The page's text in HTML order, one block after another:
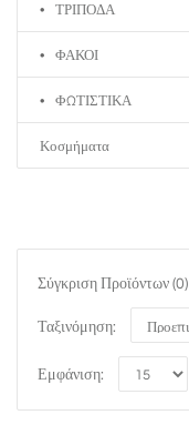
ΤΡΙΠΟΔΑ
ΦΑΚΟΙ
ΦΩΤΙΣΤΙΚΑ
Κοσμήματα
Σύγκριση Προϊόντων (0)
Ταξινόμηση:
Εμφάνιση: